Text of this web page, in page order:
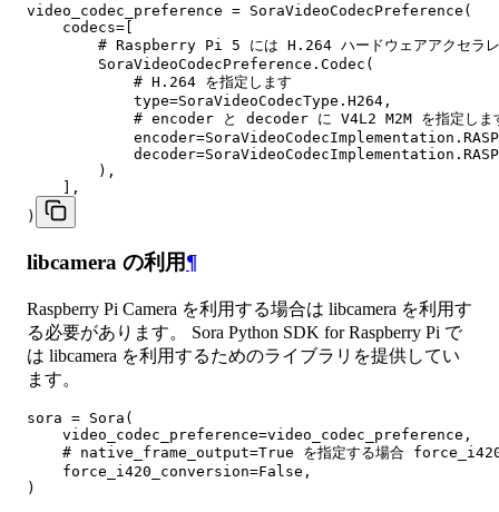
video_codec_preference = SoraVideoCodecPreference(
    codecs=[
# Raspberry Pi 5 には H.264 ハードウェアアクセラレ
        SoraVideoCodecPreference.Codec(
            # H.264 を指定します
            type=SoraVideoCodecType.H264,
# encoder と decoder に V4L2 M2M を指定しま
        ),
    ],
)
libcamera の利用¶
Raspberry Pi Camera を利用する場合は libcamera を利用す
る必要があります。 Sora Python SDK for Raspberry Pi で
は libcamera を利用するためのライブラリを提供してい
ます。
sora = Sora(
    video_codec_preference=video_codec_preference,
# native_frame_output=True を指定する場合
    force_i420_conversion=False,
)